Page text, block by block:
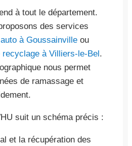
à tout le département.
des services
à Goussainville ou
recyclage à Villiers-le-Bel.
nous permet
de ramassage et
suit un schéma précis :
et la récupération des